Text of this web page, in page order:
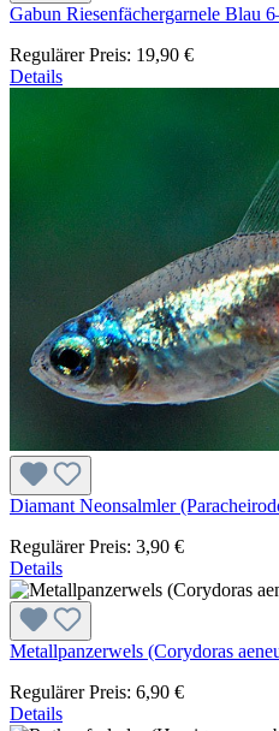
Gabun Riesenfächergarnele Blau
Regulärer Preis: 19,90 €
Details
Diamant Neonsalmler
Regulärer Preis: 3,90 €
Details
Metallpanzerwels (Corydoras
Regulärer Preis: 6,90 €
Details